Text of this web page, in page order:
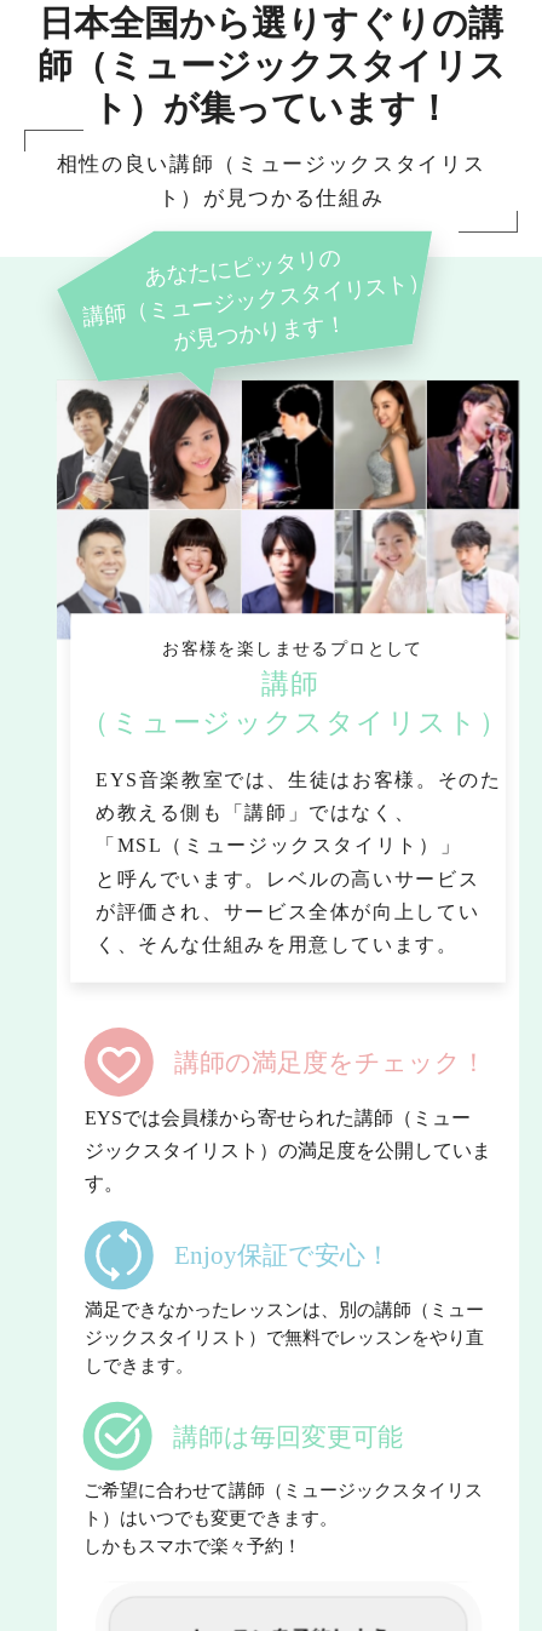
日本全国から選りすぐりの講
師（ミュージックスタイリス
ト）が集っています！
相性の良い講師（ミュージックスタイリス
ト）が見つかる仕組み